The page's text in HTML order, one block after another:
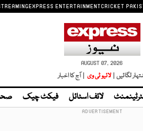
EXPRESS ENTERTAINMENTCRICKET
AUGUST 07, 2026
لگائیں | لائیو ٹی وی | آج کا اخبار
لائف اسٹائل فیکٹ چیک